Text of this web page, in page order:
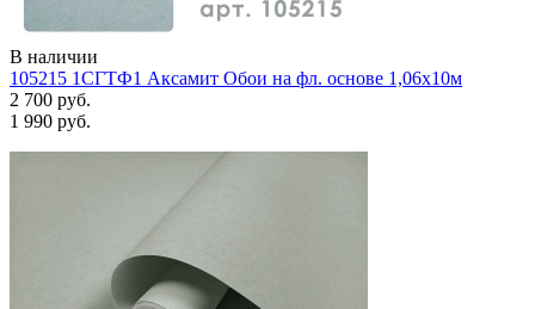
В наличии
105215 1СГТФ1 Аксамит Обои на фл. основе 1,06х10м
2 700 руб.
1 990 руб.